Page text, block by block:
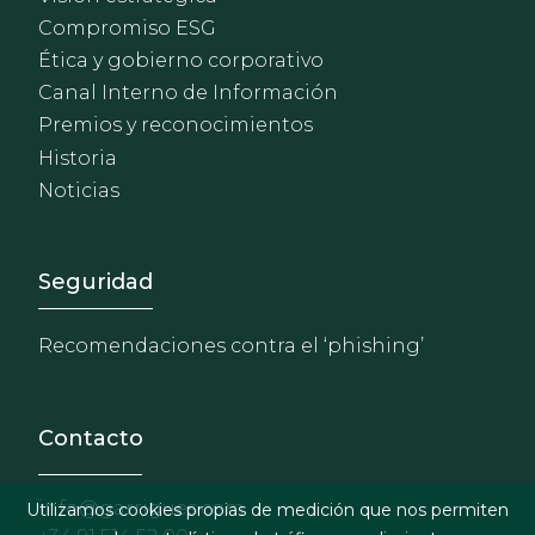
Compromiso ESG
Ética y gobierno corporativo
Canal Interno de Información
Premios y reconocimientos
Historia
Noticias
Footer - Extranet y
Seguridad
Recomendaciones contra el ‘phishing’
Contacto
info@garrigues.com
Utilizamos cookies propias de medición que nos permiten